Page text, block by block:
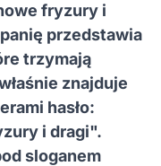
fryzury i
przedstawia
trzymają
znajduje
hasło:
i dragi".
sloganem